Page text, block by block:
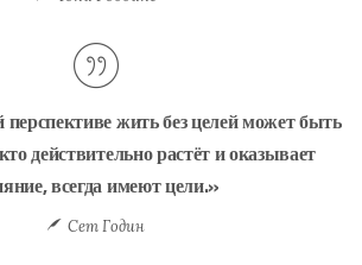
жить без целей может быть
действительно растёт и оказывает
всегда имеют цели.»
Сет Годин